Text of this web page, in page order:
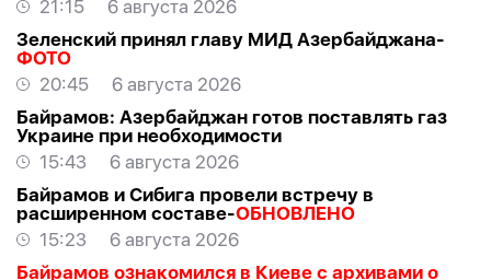
21:15
6 августа 2026
Зеленский принял главу МИД Азербайджана-
ФОТО
20:45
6 августа 2026
Байрамов: Азербайджан готов поставлять газ
Украине при необходимости
15:43
6 августа 2026
Байрамов и Сибига провели встречу в
расширенном составе-ОБНОВЛЕНО
15:23
6 августа 2026
Байрамов ознакомился в Киеве с архивами о